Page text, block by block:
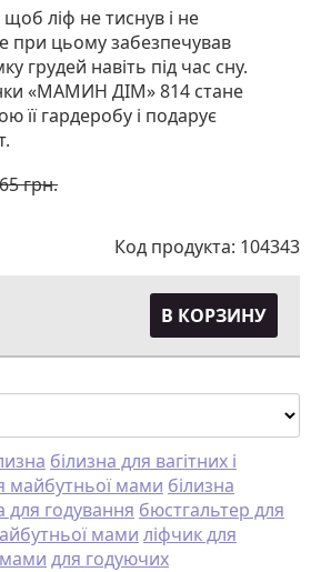
ліф не тиснув і не
при цьому забезпечував
грудей навіть під час сну.
«МАМИН ДІМ» 814 стане
її гардеробу і подарує
грн.
Код продукта: 104343
В КОРЗИНУ
білизна для вагітних і
майбутньої мами білизна
для годування бюстгальтер для
мами ліфчик для
для годуючих